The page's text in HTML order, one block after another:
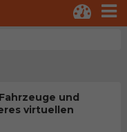
und
virtuellen